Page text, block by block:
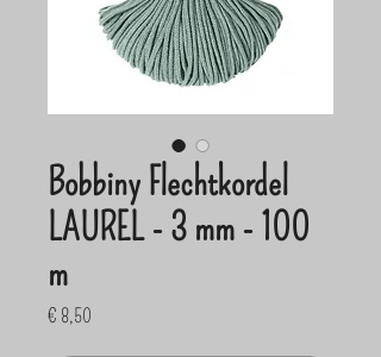
Bobbiny Flechtkordel
LAUREL - 3 mm - 100
m
€ 8,50